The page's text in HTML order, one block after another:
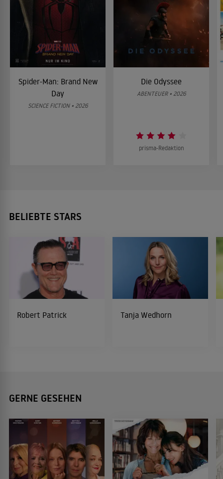
Spider-Man: Brand New
Day
SCIENCE FICTION • 2026
Die Odyssee
ABENTEUER • 2026
prisma-Redaktion
BELIEBTE STARS
Robert Patrick Tanja Wedhorn
GERNE GESEHEN